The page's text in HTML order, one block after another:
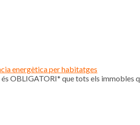
energètica per habitatges
OBLIGATORI* que tots els immobles